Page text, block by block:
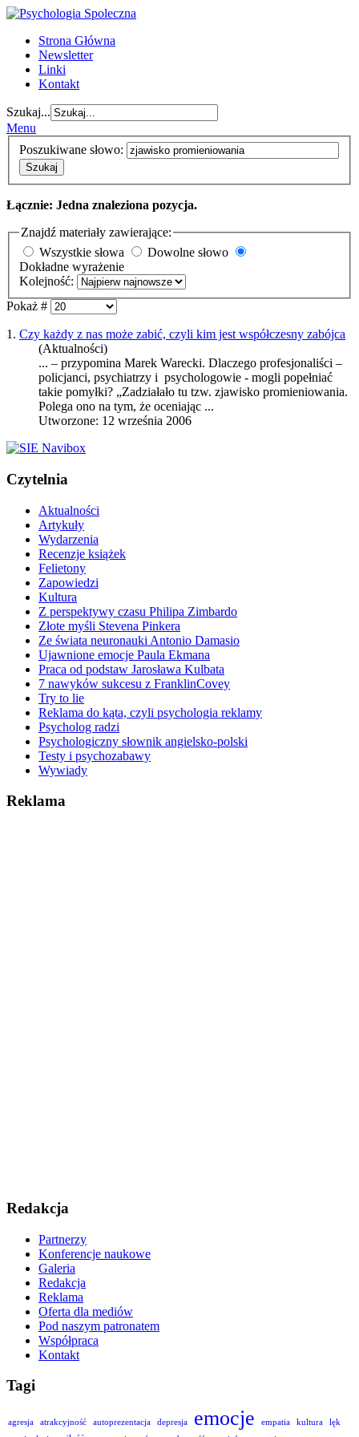
Strona Główna
Newsletter
Linki
Kontakt
Szukaj...
Menu
Poszukiwane słowo:
Szukaj
Łącznie: Jedna znaleziona pozycja.
Znajdź materiały zawierające:
Wszystkie słowa
Dowolne słowo
Dokładne wyrażenie
Kolejność:
Pokaż #
1. Czy każdy z nas może zabić, czyli kim jest współczesny zabójca
(Aktualności)
... – przypomina Marek Warecki. Dlaczego profesjonaliści –
policjanci, psychiatrzy i psychologowie - mogli popełniać
takie pomyłki? „Zadziałało tu tzw. zjawisko promieniowania.
Polega ono na tym, że oceniając ...
Utworzone: 12 września 2006
Czytelnia
Aktualności
Artykuły
Wydarzenia
Recenzje książek
Felietony
Zapowiedzi
Kultura
Z perspektywy czasu Philipa Zimbardo
Złote myśli Stevena Pinkera
Ze świata neuronauki Antonio Damasio
Ujawnione emocje Paula Ekmana
Praca od podstaw Jarosława Kulbata
7 nawyków sukcesu z FranklinCovey
Try to lie
Reklama do kąta, czyli psychologia reklamy
Psycholog radzi
Psychologiczny słownik angielsko-polski
Testy i psychozabawy
Wywiady
Reklama
Redakcja
Partnerzy
Konferencje naukowe
Galeria
Redakcja
Reklama
Oferta dla mediów
Pod naszym patronatem
Współpraca
Kontakt
Tagi
agresja atrakcyjność autoprezentacja depresja emocje empatia kultura
lęk